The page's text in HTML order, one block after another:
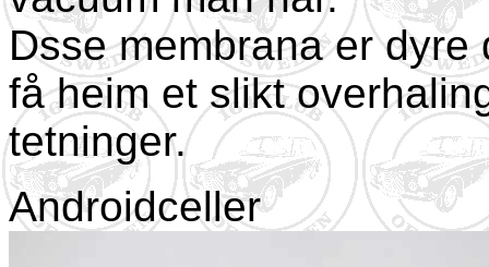
Dsse membrana er
få heim et slikt
tetninger.
Androidceller